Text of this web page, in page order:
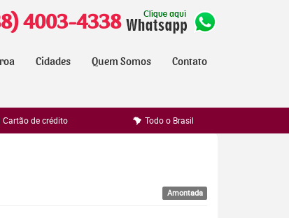
4003-4338
Cidades Quem Somos Contato
Cartão de crédito Todo o Brasil
Amontada